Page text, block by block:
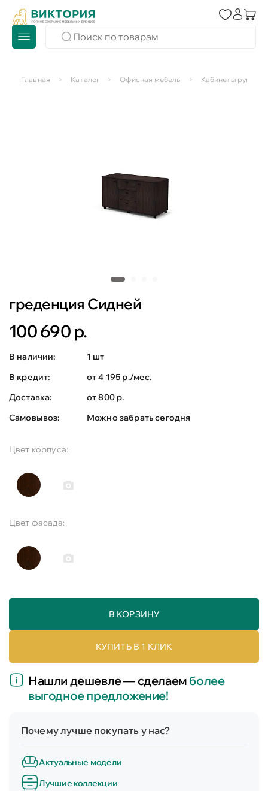
Главная Каталог Офисная мебель Кабинеты
греденция Сидней
100 690 р.
В наличии:
1 шт
В кредит:
от 4 195 р./мес.
Доставка:
от 800 р.
Самовывоз:
Можно забрать сегодня
Цвет корпуса:
Цвет фасада:
В КОРЗИНУ
КУПИТЬ В 1 КЛИК
Нашли дешевле — сделаемболее
выгодное предложение!
Почему лучше покупать у нас?
Актуальные модели
Лучшие коллекции